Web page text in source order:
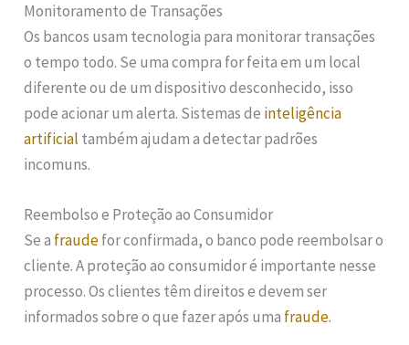
Monitoramento de Transações
Os bancos usam tecnologia para monitorar transações
o tempo todo. Se uma compra for feita em um local
diferente ou de um dispositivo desconhecido, isso
pode acionar um alerta. Sistemas de inteligência
artificial também ajudam a detectar padrões
incomuns.
Reembolso e Proteção ao Consumidor
Se a fraudefor confirmada, o banco pode reembolsar o
cliente. A proteção ao consumidor é importante nesse
processo. Os clientes têm direitos e devem ser
informados sobre o que fazer após uma fraude.